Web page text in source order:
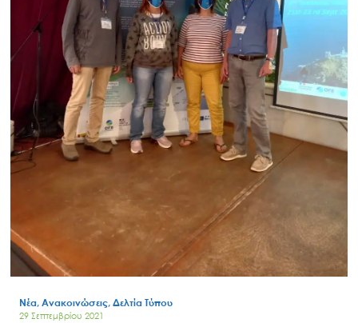
Νέα, Ανακοινώσεις, Δελτία Τύπου
29 Σεπτεμβρίου 2021